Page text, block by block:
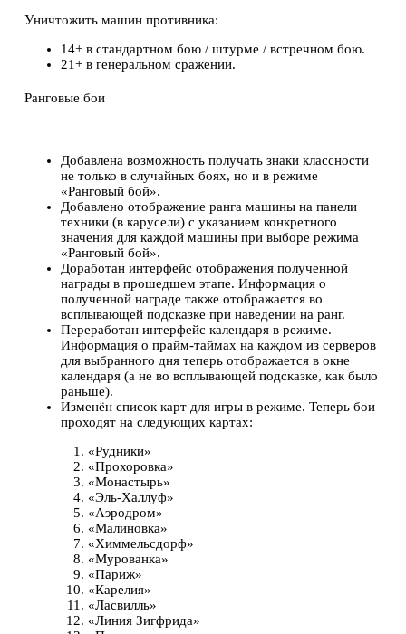
Уничтожить машин противника:
14+ в стандартном бою / штурме / встречном бою.
21+ в генеральном сражении.
Ранговые бои
Добавлена возможность получать знаки классности
не только в случайных боях, но и в режиме
«Ранговый бой».
Добавлено отображение ранга машины на панели
техники (в карусели) с указанием конкретного
значения для каждой машины при выборе режима
«Ранговый бой».
Доработан интерфейс отображения полученной
награды в прошедшем этапе. Информация о
полученной награде также отображается во
всплывающей подсказке при наведении на ранг.
Переработан интерфейс календаря в режиме.
Информация о прайм-таймах на каждом из серверов
для выбранного дня теперь отображается в окне
календаря (а не во всплывающей подсказке, как было
раньше).
Изменён список карт для игры в режиме. Теперь бои
проходят на следующих картах:
«Рудники»
«Прохоровка»
«Монастырь»
«Эль-Халлуф»
«Аэродром»
«Малиновка»
«Химмельсдорф»
«Мурованка»
«Париж»
«Карелия»
«Ласвилль»
«Линия Зигфрида»